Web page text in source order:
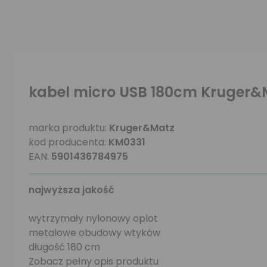
kabel micro USB 180cm
marka produktu: Kruger&Matz
kod producenta: KM0331
EAN: 5901436784975
najwyższa jakość
wytrzymały nylonowy oplot
metalowe obudowy wtyków
długość 180 cm
Zobacz pełny opis produktu